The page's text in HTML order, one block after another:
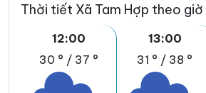
Thời tiết Xã Tam Hợp theo giờ
12:00
30 ° / 37 °
13:00
31 ° / 38 °